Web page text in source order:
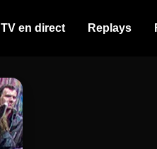
TV en direct Replays